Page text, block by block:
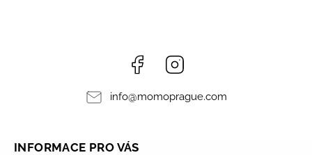
Facebook
info@momoprague.com
INFORMACE PRO VÁS